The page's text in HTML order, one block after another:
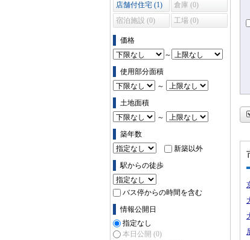
店舗付住宅 (1)
倉庫 (0)
宿泊施設 (0)
工場 (0)
価格
～
使用部分面積
～
土地面積
～
築年数
新築以外
駅からの徒歩
バス停からの時間を含む
情報公開日
指定なし
本日公開 (0)